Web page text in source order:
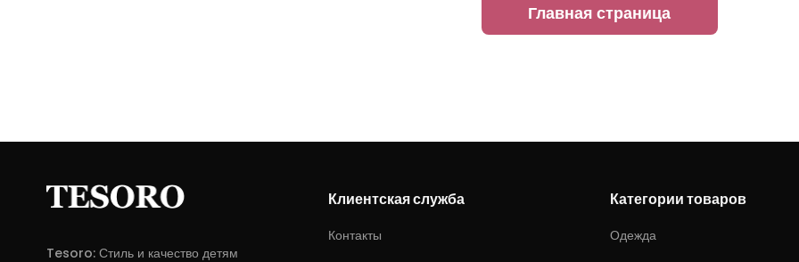
Главная страница
Tesoro: Стиль и качество детям
Клиентская служба
Контакты
Категории товаров
Одежда